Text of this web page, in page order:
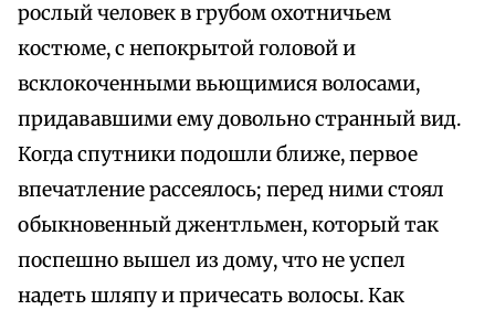
рослый человек в грубом охотничьем
костюме, с непокрытой головой и
всклокоченными вьющимися волосами,
придававшими ему довольно странный вид.
Когда спутники подошли ближе, первое
впечатление рассеялось; перед ними стоял
обыкновенный джентльмен, который так
поспешно вышел из дому, что не успел
надеть шляпу и причесать волосы. Как